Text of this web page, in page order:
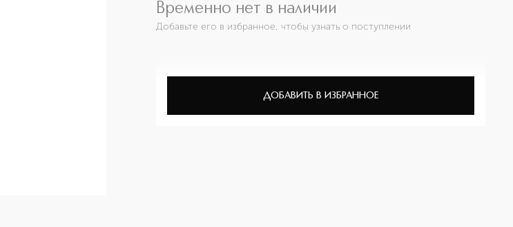
Временно нет в наличии
Добавьте его в избранное, чтобы узнать о поступлении
ДОБАВИТЬ В ИЗБРАННОЕ